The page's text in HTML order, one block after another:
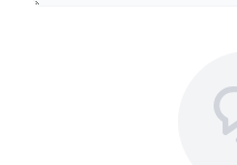
نقاط فالورانت !